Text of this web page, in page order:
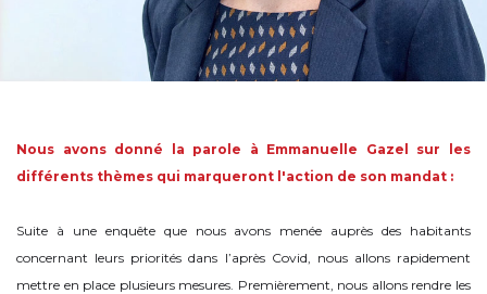
Nous avons donné la parole à Emmanuelle Gazel sur les
différents thèmes qui marqueront l'action de son mandat :
Suite à une enquête que nous avons menée auprès des habitants
concernant leurs priorités dans l’après Covid, nous allons rapidement
mettre en place plusieurs mesures. Premièrement, nous allons rendre les